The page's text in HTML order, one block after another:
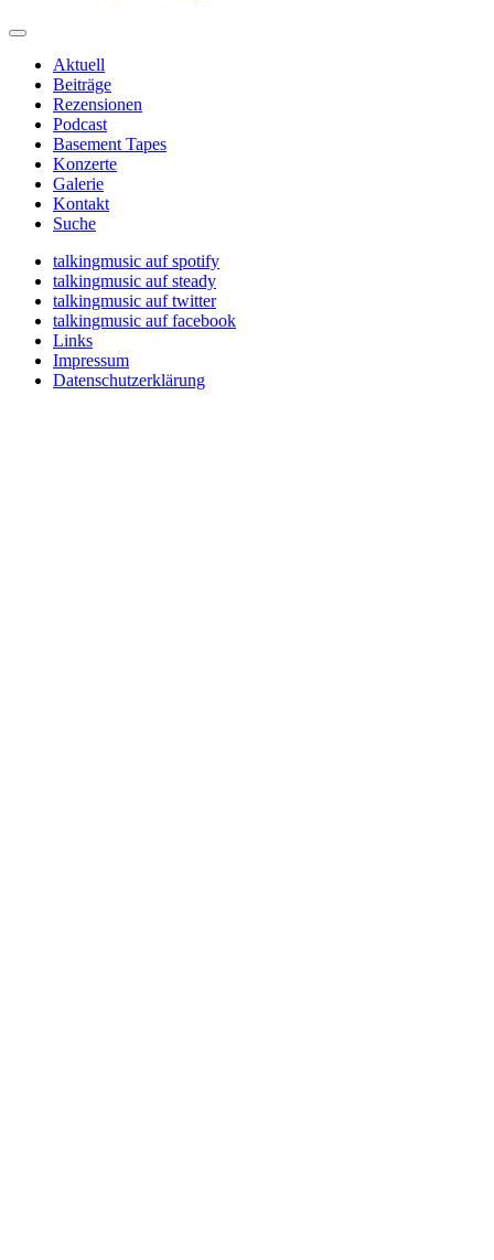
Aktuell
Beiträge
Rezensionen
Podcast
Basement Tapes
Konzerte
Galerie
Kontakt
Suche
talkingmusic auf spotify
talkingmusic auf steady
talkingmusic auf twitter
talkingmusic auf facebook
Links
Impressum
Datenschutzerklärung